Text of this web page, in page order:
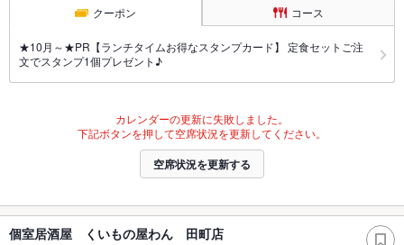
クーポン コース
★10月～★PR【ランチタイムお得なスタンプカード】 定食セットご注
文でスタンプ1個プレゼント♪
カレンダーの更新に失敗しました。
下記ボタンを押して空席状況を更新してください。
空席状況を更新する
個室居酒屋 くいもの屋わん 田町店